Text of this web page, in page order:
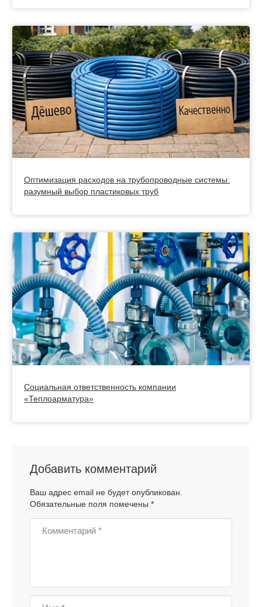
Оптимизация расходов на трубопроводные системы:
разумный выбор пластиковых труб
Социальная ответственность компании
«Теплоарматура»
Добавить комментарий
Ваш адрес email не будет опубликован.
Обязательные поля помечены *